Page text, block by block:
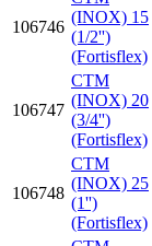
106746
(INOX) 15
(1/2'')
(Fortisflex)
106747
СТМ
(INOX) 20
(3/4'')
(Fortisflex)
106748
СТМ
(INOX) 25
(1'')
(Fortisflex)